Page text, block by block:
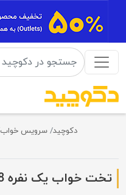
دکوچید سرویس خواب
تخت خواب یک نفره D.1058